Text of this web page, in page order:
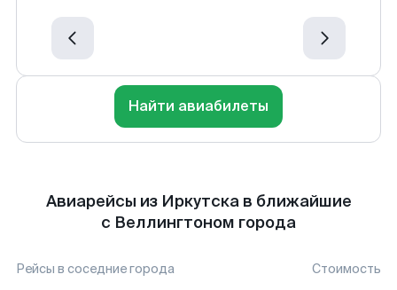
Найти авиабилеты
Авиарейсы из Иркутска в ближайшие
с Веллингтоном города
Рейсы в соседние города Стоимость